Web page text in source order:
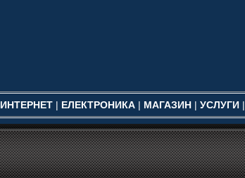
ИНТЕРНЕТ| ЕЛЕКТРОНИКА| МАГАЗИН| УСЛУГИ|